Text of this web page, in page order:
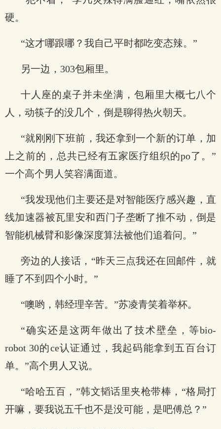
硬。
“这才哪跟哪？我自己平时都吃变态辣。”
另一边，303包厢里。
十人座的桌子并未坐满，包厢里大概七八个
人，动筷子的没几个，倒是聊得热火朝天。
“就刚刚下班前，我还拿到一个新的订单，加
上之前的，总共已经有五家医疗组织的po了。”
一个高个男人笑容满面道。
“我发现他们主要还是对智能医疗感兴趣，直
线加速器被瓦里安和西门子垄断了推不动，倒是
智能机械臂和影像深度算法被他们追着问。”
旁边的人接话，“昨天三点我还在回邮件，就
睡了不到四个小时。”
“噢哟，韩经理辛苦。”苏凌青笑着举杯。
“确实还是这两年做出了技术壁垒，等bio-
robot 30的ce认证通过，我起码能拿到五百台订
单。”高个男人又说。
“哈哈五百，”韩文韬话里夹枪带棒，“格局打
开嘛，要我说五千也不是没可能，是吧傅总？”